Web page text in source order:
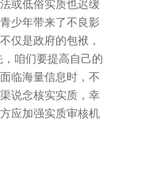
或低俗实质也迟缓
少年带来了不良影
仅是政府的包袱，
咱们要提高自己的
临海量信息时，不
说念核实实质，幸
应加强实质审核机